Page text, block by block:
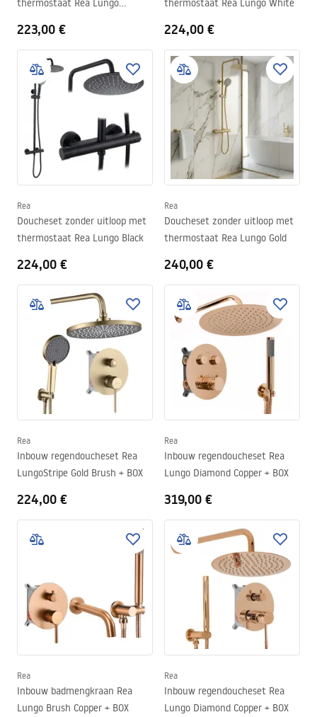
thermostaat Rea Lungo
223,00 €
thermostaat Rea Lungo White
224,00 €
Rea
Doucheset zonder uitloop met
thermostaat Rea Lungo Black
224,00 €
Rea
Doucheset zonder uitloop met
thermostaat Rea Lungo Gold
240,00 €
Rea
Inbouw regendoucheset Rea
LungoStripe Gold Brush + BOX
224,00 €
Rea
Inbouw regendoucheset Rea
Lungo Diamond Copper + BOX
319,00 €
Rea
Inbouw badmengkraan Rea
Lungo Brush Copper + BOX
Rea
Inbouw regendoucheset Rea
Lungo Diamond Copper + BOX